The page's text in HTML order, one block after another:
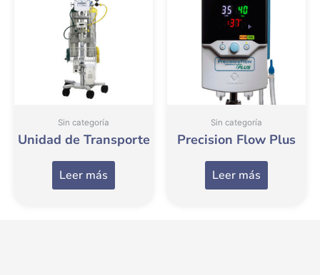
Sin categoría
Unidad de Transporte
Leer más
Sin categoría
Precision Flow Plus
Leer más